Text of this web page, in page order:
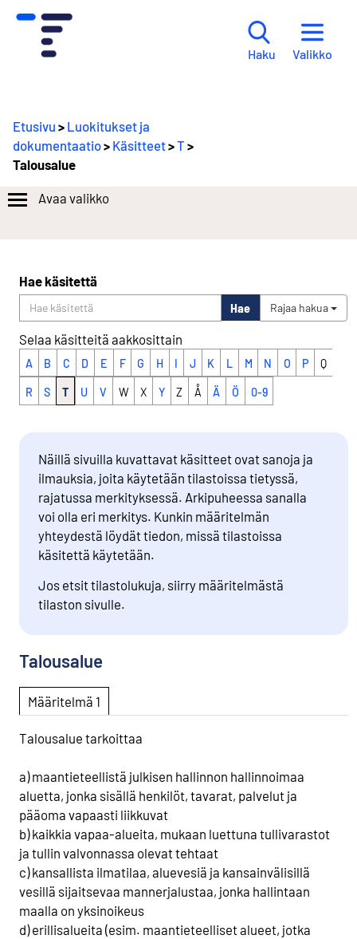
Haku Valikko
Etusivu > Luokitukset ja
dokumentaatio> Käsitteet>T >
Talousalue
Avaa valikko
Hae käsitettä
Hae Rajaa hakua
Selaa käsitteitä aakkosittain
A B C D E F G H I J K L M N O P Q
R S T U V W X Y Z Å Ä Ö 0-9
Näillä sivuilla kuvattavat käsitteet ovat sanoja ja
ilmauksia, joita käytetään tilastoissa tietyssä,
rajatussa merkityksessä. Arkipuheessa sanalla
voi olla eri merkitys. Kunkin määritelmän
yhteydestä löydät tiedon, missä tilastoissa
käsitettä käytetään.
Jos etsit tilastolukuja, siirry määritelmästä
tilaston sivulle.
Talousalue
Määritelmä 1
Talousalue tarkoittaa
a) maantieteellistä julkisen hallinnon hallinnoimaa
aluetta, jonka sisällä henkilöt, tavarat, palvelut ja
pääoma vapaasti liikkuvat
b) kaikkia vapaa-alueita, mukaan luettuna tullivarastot
ja tullin valvonnassa olevat tehtaat
c) kansallista ilmatilaa, aluevesiä ja kansainvälisillä
vesillä sijaitsevaa mannerjalustaa, jonka hallintaan
maalla on yksinoikeus
d) erillisalueita (esim. maantieteelliset alueet, jotka